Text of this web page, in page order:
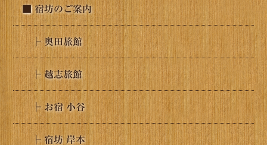
■ 宿坊のご案内
├ 奥田旅館
├ 越志旅館
├ お宿 小谷
├ 宿坊 岸本